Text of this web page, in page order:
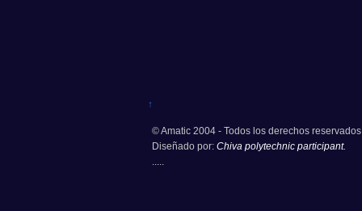
↑
© Amatic 2004 - Todos los derechos
Diseñado por: Chiva polytechnic participant.